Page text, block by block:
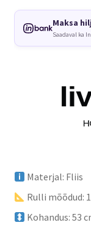
Maksa
Saadaval ka
Materjal: Fliis
Rulli mõõdud:
Kohandus: 53